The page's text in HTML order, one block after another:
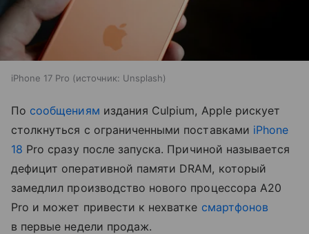
iPhone 17 Pro источник: Unsplash
По сообщениям издания Culpium, Apple рискует
столкнуться с ограниченными поставками iPhone
18 Pro сразу после запуска. Причиной называется
дефицит оперативной памяти DRAM, который
замедлил производство нового процессора A20
Pro и может привести к нехватке смартфонов
в первые недели продаж.